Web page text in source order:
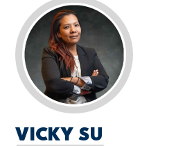
VICKY SU